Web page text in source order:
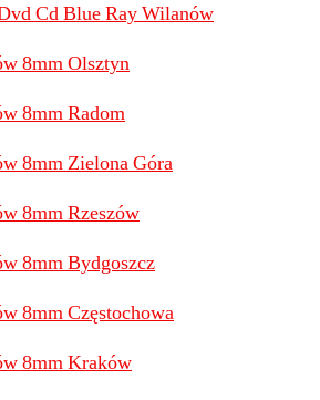
Cd Blue Ray Wilanów
8mm Olsztyn
8mm Radom
8mm Zielona Góra
8mm Rzeszów
8mm Bydgoszcz
8mm Częstochowa
8mm Kraków